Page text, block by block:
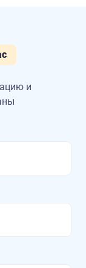
и